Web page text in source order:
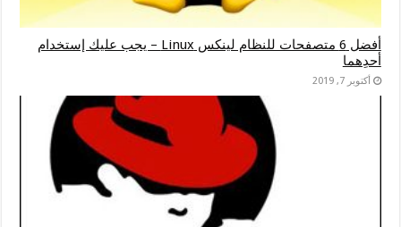
أفضل 6 متصفحات للنظام لينكس Linux – يجب عليك إستخدام
أحدِهما
أكتوبر 7, 2019